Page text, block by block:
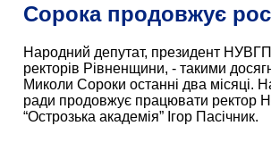
Сорока продовжує
Народний депутат, президент
ректорів Рівненщини, - такими
Миколи Сороки останні два місяці.
ради продовжує працювати ректор
“Острозька академія” Ігор Пасічник.